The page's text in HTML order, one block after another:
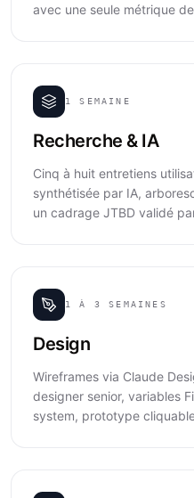
avec une seule métrique
1 SEMAINE
Recherche & IA
Cinq à huit entretiens
synthétisée par IA,
un cadrage JTBD validé
1 À 3 SEMAINES
Design
Wireframes via Claude
designer senior, variables
system, prototype